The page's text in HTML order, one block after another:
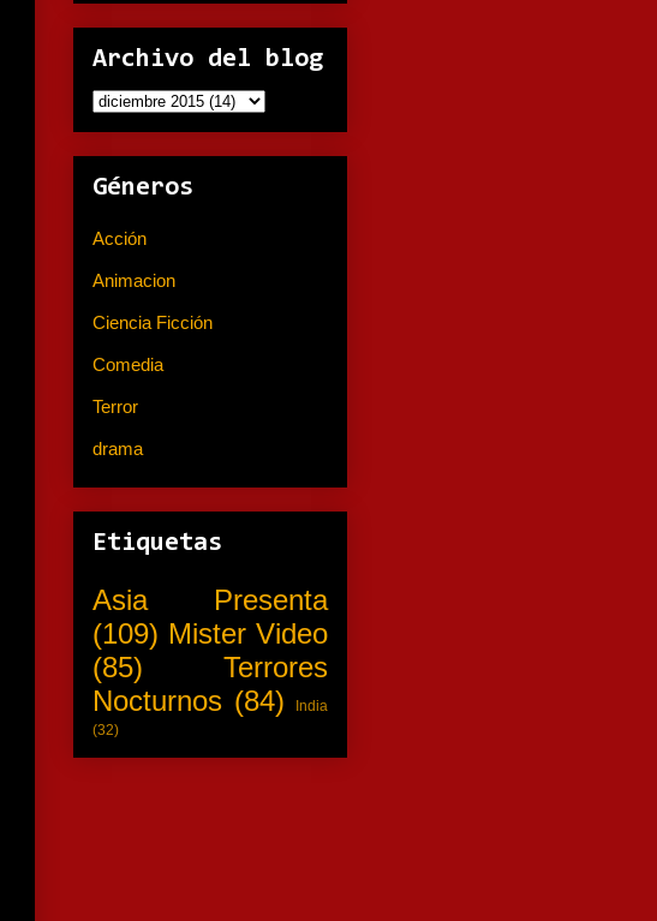
Archivo del blog
Géneros
Acción
Animacion
Ciencia Ficción
Comedia
Terror
drama
Etiquetas
Asia Presenta
(109) Mister Video
(85)
Terrores
Nocturnos (84)
India
(32)